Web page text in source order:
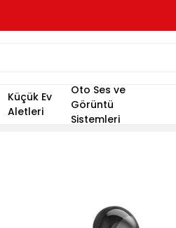
Küçük Ev
Aletleri
Oto Ses ve
Görüntü
Sistemleri